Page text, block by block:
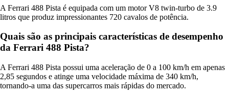
A Ferrari 488 Pista é equipada com um motor V8 twin-turbo de 3.9
litros que produz impressionantes 720 cavalos de potência.
Quais são as principais características de desempenho
da Ferrari 488 Pista?
A Ferrari 488 Pista possui uma aceleração de 0 a 100 km/h em apenas
2,85 segundos e atinge uma velocidade máxima de 340 km/h,
tornando-a uma das supercarros mais rápidas do mercado.